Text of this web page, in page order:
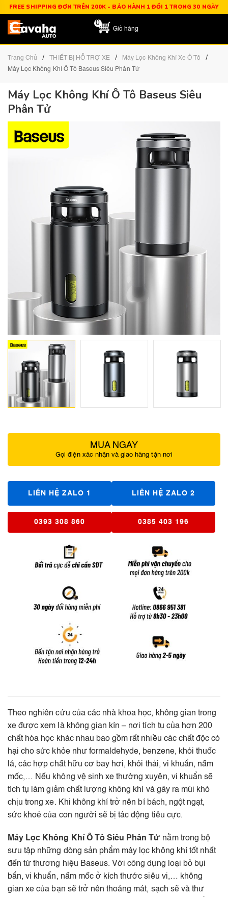
FREE SHIPPING ĐƠN TRÊN 200K - BẢO HÀNH 1 ĐỔI 1 TRONG 30 NGÀY
0
Giỏ hàng
Trang Chủ / THIẾT BỊ HỖ TRỢ XE / Máy Lọc Không Khí Xe Ô Tô /
Máy Lọc Không Khí Ô Tô Baseus Siêu Phân Tử
Máy Lọc Không Khí Ô Tô Baseus Siêu
Phân Tử
MUA NGAY
Gọi điện xác nhận và giao hàng tận nơi
LIÊN HỆ ZALO 1 LIÊN HỆ ZALO 2
0393 308 860 0385 403 196
Theo nghiên cứu của các nhà khoa học, không gian trong
xe được xem là không gian kín – nơi tích tụ của hơn 200
chất hóa học khác nhau bao gồm rất nhiều các chất độc có
hại cho sức khỏe như formaldehyde, benzene, khói thuốc
lá, các hợp chất hữu cơ bay hơi, khói thải, vi khuẩn, nấm
mốc,… Nếu không vệ sinh xe thường xuyên, vi khuẩn sẽ
tích tụ làm giảm chất lượng không khí và gây ra mùi khó
chịu trong xe. Khi không khí trở nên bí bách, ngột ngạt,
sức khoẻ của con người sẽ bị tác động tiêu cực.
Máy Lọc Không Khí Ô Tô Siêu Phân Tử nằm trong bộ
sưu tập những dòng sản phẩm máy lọc không khí tốt nhất
đến từ thương hiệu Baseus. Với công dụng loại bỏ bụi
bẩn, vi khuẩn, nấm mốc ở kích thước siêu vi,… không
gian xe của bạn sẽ trở nên thoáng mát, sạch sẽ và thư